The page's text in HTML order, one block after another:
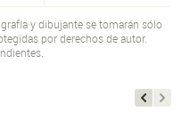
y dibujante se tomarán sólo
por derechos de autor.